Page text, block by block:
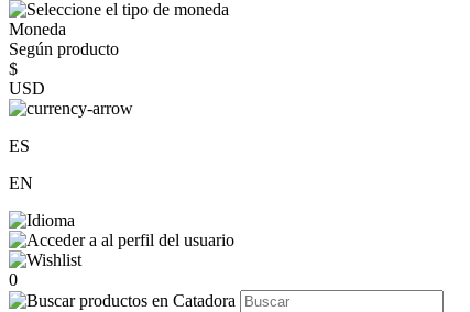
Moneda
Según producto
$
USD
ES
EN
0